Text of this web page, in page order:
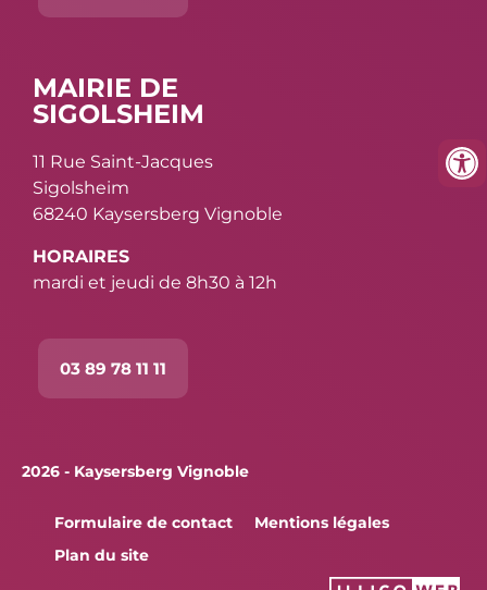
MAIRIE DE
SIGOLSHEIM
11 Rue Saint-Jacques
Sigolsheim
68240 Kaysersberg Vignoble
HORAIRES
mardi et jeudi de 8h30 à 12h
03 89 78 11 11
2026 - Kaysersberg Vignoble
Formulaire de contact
Mentions légales
Plan du site